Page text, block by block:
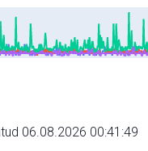
06.08.2026 00:41:49